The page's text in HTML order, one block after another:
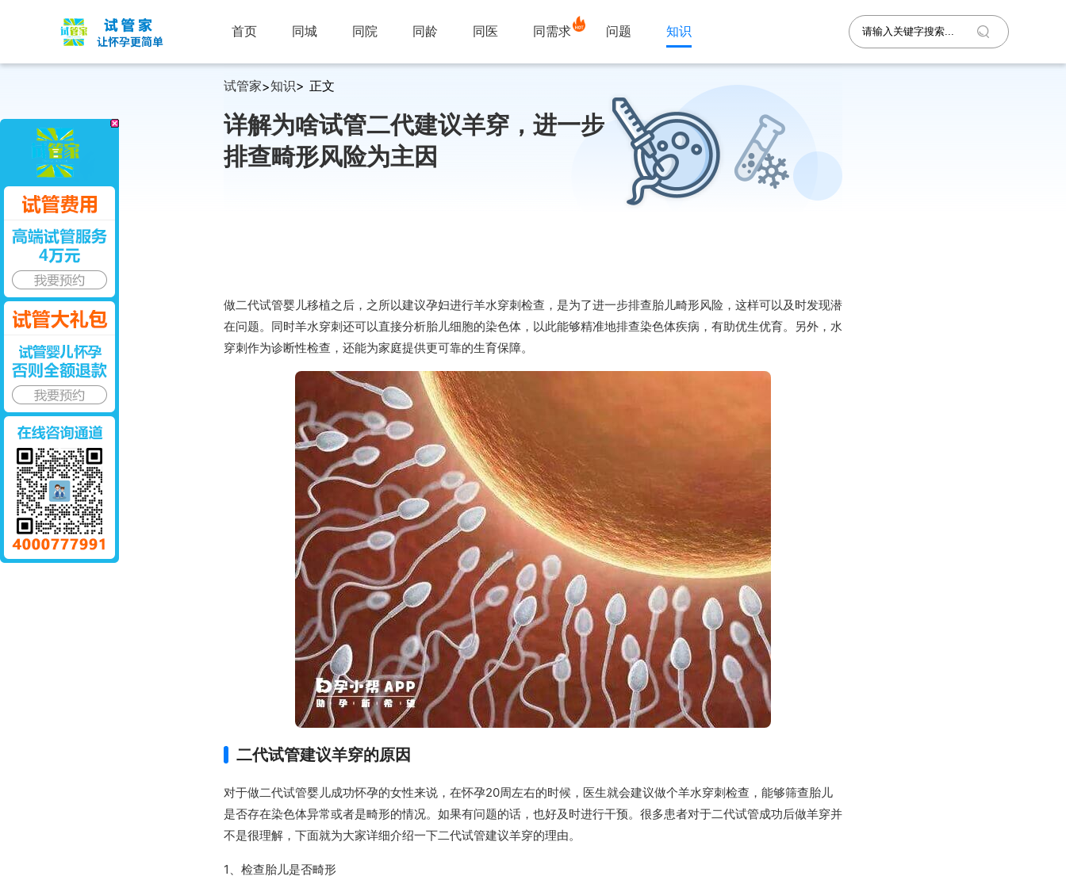
首页 同城 同院 同龄 同医 同需求 问题 知识
试管家>知识> 正文
详解为啥试管二代建议羊穿，进一步
排查畸形风险为主因
做二代试管婴儿移植之后，之所以建议孕妇进行羊水穿刺检查，是为了进一步排查胎儿畸形风险，这样可以及时发现潜
在问题。同时羊水穿刺还可以直接分析胎儿细胞的染色体，以此能够精准地排查染色体疾病，有助优生优育。另外，水
穿刺作为诊断性检查，还能为家庭提供更可靠的生育保障。
二代试管建议羊穿的原因
对于做二代试管婴儿成功怀孕的女性来说，在怀孕20周左右的时候，医生就会建议做个羊水穿刺检查，能够筛查胎儿
是否存在染色体异常或者是畸形的情况。如果有问题的话，也好及时进行干预。很多患者对于二代试管成功后做羊穿并
不是很理解，下面就为大家详细介绍一下二代试管建议羊穿的理由。
1、检查胎儿是否畸形